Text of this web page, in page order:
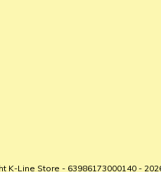
K-Line Store - 63986173000140 -